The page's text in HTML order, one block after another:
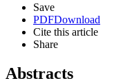
Save
PDFDownload
Cite this article
Share
Abstracts